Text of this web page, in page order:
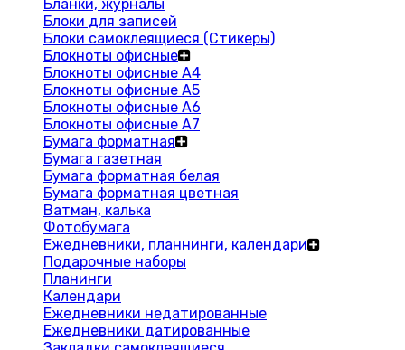
Бланки, журналы
Блоки для записей
Блоки самоклеящиеся (Стикеры)
Блокноты офисные
Блокноты офисные A4
Блокноты офисные A5
Блокноты офисные A6
Блокноты офисные A7
Бумага форматная
Бумага газетная
Бумага форматная белая
Бумага форматная цветная
Ватман, калька
Фотобумага
Ежедневники, планнинги, календари
Подарочные наборы
Планинги
Календари
Ежедневники недатированные
Ежедневники датированные